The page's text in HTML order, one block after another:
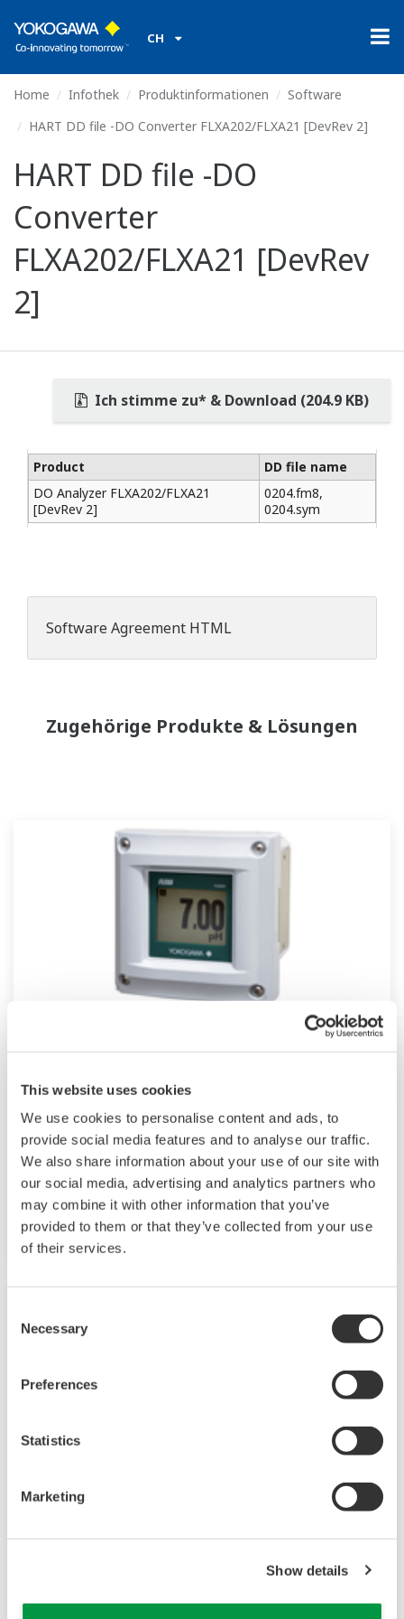
This website uses cookies
We use cookies to personalise content and ads, to
provide social media features and to analyse our traffic.
We also share information about your use of our site with
our social media, advertising and analytics partners who
may combine it with other information that you’ve
provided to them or that they’ve collected from your use
of their services.
Selection
Necessary
Preferences
Statistics
Marketing
Show details
CH
Home Infothek Produktinformationen
Software
HART DD file -DO Converter FLXA202/FLXA21 [DevRev 2]
HART DD file -DO
Converter
FLXA202/FLXA21 [DevRev
2]
Ich stimme zu* & Download (204.9 KB)
Product
DD file name
DO Analyzer FLXA202/FLXA21
[DevRev 2]
0204.fm8,
0204.sym
Software Agreement HTML
Zugehörige Produkte & Lösungen
2-Leiter-Analysator FLXA202/21
Die Analysatoren der FLEXA-Serie werden für
kontinuierliche Online-Messungen in
industriellen Anlagen verwendet. Mit der
Option für die Ein- oder Zwei-Sensor-Messung
sind sie die flexibelsten 2-Leiter-Analysegeräte
auf dem Markt.
2-Leiter-Messumformer/-Analysator
Die Analysatoren der FLEXA™ Serie werden für